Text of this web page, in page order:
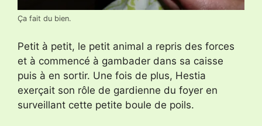
Ça fait du bien.
Petit à petit, le petit animal a repris des forces
et à commencé à gambader dans sa caisse
puis à en sortir. Une fois de plus, Hestia
exerçait son rôle de gardienne du foyer en
surveillant cette petite boule de poils.